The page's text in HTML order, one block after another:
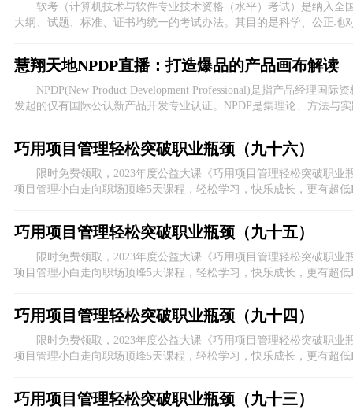
软考（计算机技术与软件专业技术资格（水平）考试）是纳入全
大纲、试题、标准、证书均统一的考试办法。其目的是科学、公正
一下。
慧翔天地NPDP直播：打造爆品的产品画布解读
NPDP(New Product Development Professional)是指产品经理国际
发起的仅有国际公认新产品开发专业认证。NPDP是集理论、方法与
巧用项目管理轻松突破职业瓶颈（九十六）
限时免费领取，2023年度公益大课《巧用项目管理轻松突破职业
项目管理小白走向职场顶峰5天课程，轻松学习，快乐成长，更有超
巧用项目管理轻松突破职业瓶颈（九十五）
限时免费领取，2023年度公益大课《巧用项目管理轻松突破职业
项目管理小白走向职场顶峰5天课程，轻松学习，快乐成长，更有超
巧用项目管理轻松突破职业瓶颈（九十四）
限时免费领取，2023年度公益大课《巧用项目管理轻松突破职业
项目管理小白走向职场顶峰5天课程，轻松学习，快乐成长，更有超
巧用项目管理轻松突破职业瓶颈（九十三）